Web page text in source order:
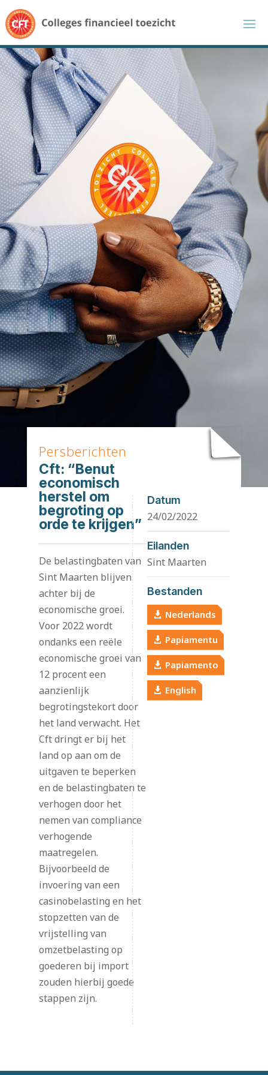
Persberichten
Cft: “Benut
economisch
herstel om
begroting op
orde te krijgen”
De belastingbaten van
Sint Maarten blijven
achter bij de
economische groei.
Voor 2022 wordt
ondanks een reële
economische groei van
12 procent een
aanzienlijk
begrotingstekort door
het land verwacht. Het
Cft dringt er bij het
land op aan om de
uitgaven te beperken
en de belastingbaten te
verhogen door het
nemen van compliance
verhogende
maatregelen.
Bijvoorbeeld de
invoering van een
casinobelasting en het
stopzetten van de
vrijstelling van
omzetbelasting op
goederen bij import
zouden hierbij goede
stappen zijn.
Datum
24/02/2022
Eilanden
Sint Maarten
Bestanden
Nederlands
Papiamentu
Papiamento
English